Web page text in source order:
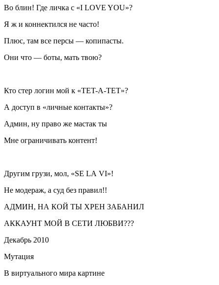
Во блин! Где личка с «I LOVE YOU»?
Я ж и коннектился не часто!
Плюс, там все персы — копипасты.
Они что — боты, мать твою?
Кто стер логин мой к «TET-A-TET»?
А доступ в «личные контакты»?
Админ, ну право же мастак ты
Мне ограничивать контент!
Другим грузи, мол, «SE LA VI»!
Не модераж, а суд без правил!!
АДМИН, НА КОЙ ТЫ ХРЕН ЗАБАНИЛ
АККАУНТ МОЙ В СЕТИ ЛЮБВИ???
Декабрь 2010
Мутация
В виртуального мира картине